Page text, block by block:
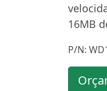
16MB
P/N: